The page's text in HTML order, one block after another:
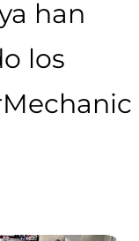
han
los